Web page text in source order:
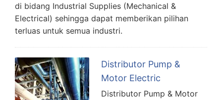
di bidang Industrial Supplies (Mechanical &
Electrical) sehingga dapat memberikan pilihan
terluas untuk semua industri.
Distributor Pump &
Motor Electric
Distributor Pump & Motor